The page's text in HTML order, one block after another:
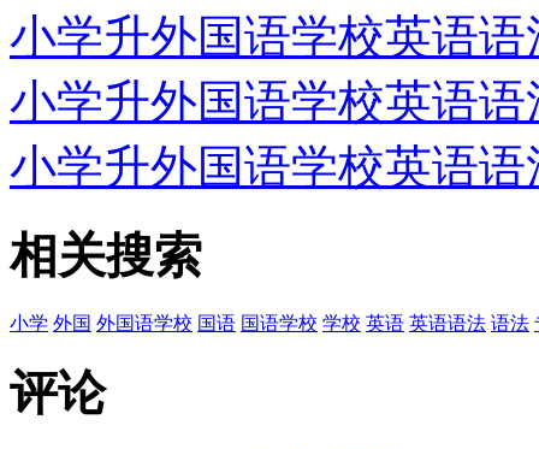
小学升外国语学校英语语
小学升外国语学校英语语
小学升外国语学校英语语
相关搜索
小学 外国 外国语学校 国语 国语学校 学校 英语 英语语法 语法
评论